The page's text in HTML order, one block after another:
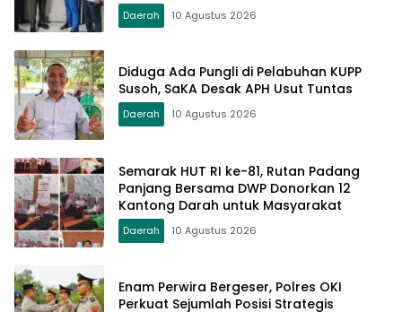
Daerah 10 Agustus 2026
Diduga Ada Pungli di Pelabuhan KUPP
Susoh, SaKA Desak APH Usut Tuntas
Daerah 10 Agustus 2026
Semarak HUT RI ke-81, Rutan Padang
Panjang Bersama DWP Donorkan 12
Kantong Darah untuk Masyarakat
Daerah 10 Agustus 2026
Enam Perwira Bergeser, Polres OKI
Perkuat Sejumlah Posisi Strategis